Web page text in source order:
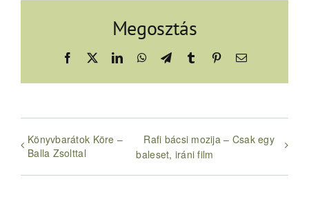
Megosztás
Facebook LinkedInWhatsApp
TelegramTumblrPinterestEmail:
Könyvbarátok Köre –
Balla Zsolttal
Rafi bácsi mozija – Csak egy
baleset, iráni film